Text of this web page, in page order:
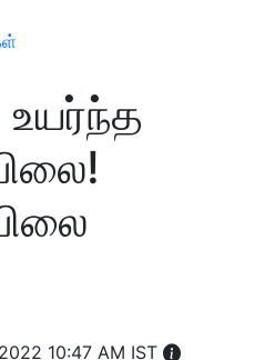
உயர்ந்த
10:47 AM IST